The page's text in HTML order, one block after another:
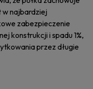
w najbardziej
zabezpieczenie
konstrukcji i spadu 1%,
przez długie